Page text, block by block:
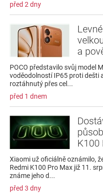
před 2 dny
a
POCO představilo svůj model
voděodolností IP65 proti dešti
roztáhnutý přes cel...
před 1 dnem
K100
Xiaomi už oficiálně oznámilo,
Redmi K100 Pro Max již 11.
známe jeho d...
před 3 dny